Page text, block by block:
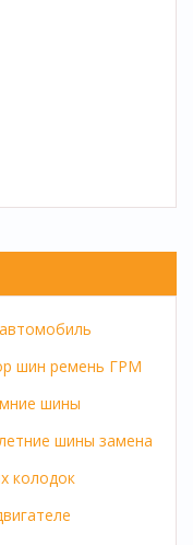
автомобиль
шин ремень ГРМ
шины
шины замена
колодок